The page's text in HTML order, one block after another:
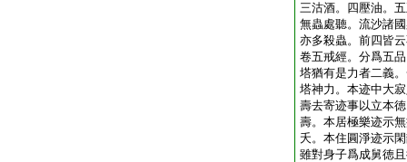
三沽酒。四壓油。
無蟲處聽。流沙諸
亦多殺蟲。前四皆
卷五戒經。分爲五
塔猶有是力者二義
塔神力。本迹中大
壽去寄迹事以立本
壽。本居極樂迹示
夭。本住圓淨迹示
雖對身子爲成舅徳